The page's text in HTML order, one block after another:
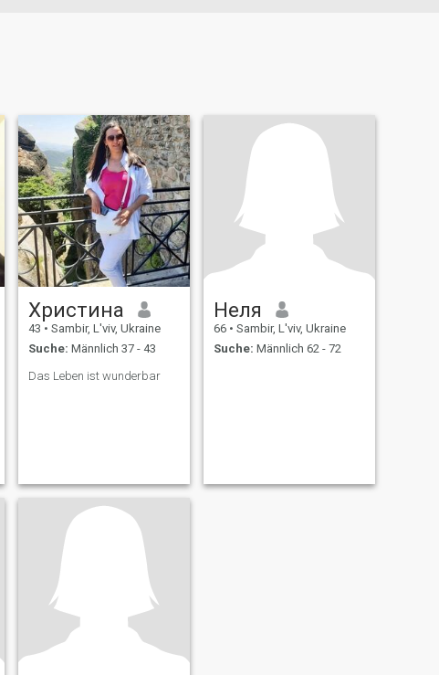
Христина
43 • Sambir, L'viv, Ukraine
Suche: Männlich 37 - 43
Das Leben ist wunderbar
Неля
66 • Sambir, L'viv, Ukraine
Suche: Männlich 62 - 72